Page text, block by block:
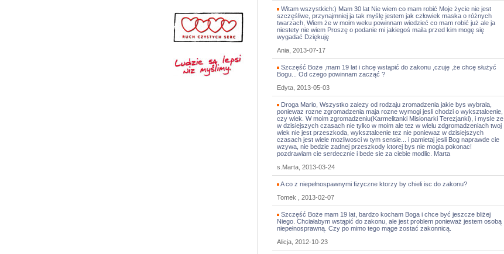
Witam wszystkich:) Mam 30 lat Nie wiem co mam robić Moje życie nie jest
szczęśliwe, przynajmniej ja tak myślę jestem jak człowiek maska o różnych
twarzach, Wiem że w moim weku powinnam wiedzieć co mam robić już ale ja
niestety nie wiem Proszę o podanie mi jakiegoś maila przed kim mogę się
wygadać Dziękuję
Ania, 2013-07-17
Szczęść Boże ,mam 19 lat i chcę wstąpić do zakonu ,czuję ,że chcę służyć
Bogu... Od czego powinnam zacząć ?
Edyta, 2013-05-03
Droga Mario, Wszystko zalezy od rodzaju zromadzenia jakie bys wybrala,
poniewaz rozne zgromadzenia maja rozne wymogi jesli chodzi o wyksztalcenie,
czy wiek. W moim zgromadzeniu(Karmelitanki Misionarki Terezjanki), i mysle ze
w dzisiejszych czasach nie tylko w moim ale tez w wielu zdgromadzeniach twoj
wiek nie jest przeszkoda, wyksztalcenie tez nie poniewaz w dzisiejszych
czasach jest wiele mozliwosci w tym sensie... i pamietaj jesli Bog naprawde cie
wzywa, nie bedzie zadnej przeszkody ktorej bys nie mogla pokonac!
pozdrawiam cie serdecznie i bede sie za ciebie modlic. Marta
s.Marta, 2013-03-24
A co z niepełnospawnymi fizyczne ktorzy by chieli isc do zakonu?
Tomek , 2013-02-07
Szczęść Boże mam 19 lat, bardzo kocham Boga i chce być jeszcze bliżej
Niego. Chciałabym wstąpić do zakonu, ale jest problem ponieważ jestem osobą
niepełnosprawną. Czy po mimo tego mąge zostać zakonnicą.
Alicja, 2012-10-23